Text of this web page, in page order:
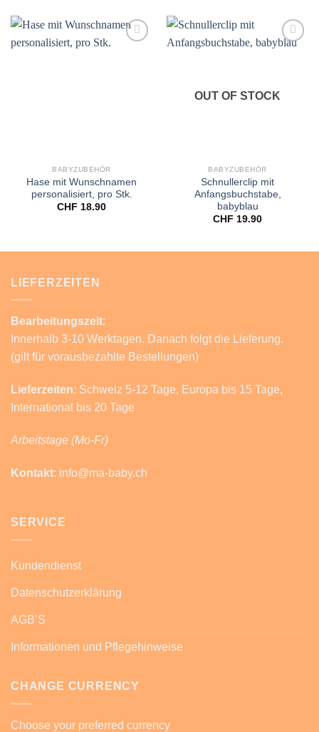
BABYZUBEHÖR
Hase mit Wunschnamen
personalisiert, pro Stk.
CHF 18.90
OUT OF STOCK
BABYZUBEHÖR
Schnullerclip mit
Anfangsbuchstabe,
babyblau
CHF 19.90
LIEFERZEITEN
Bearbeitungszeit:
Innerhalb 3-10 Werktagen. Danach folgt die Lieferung.
(gilt für vorausbezahlte Bestellungen)
Lieferzeiten: Schweiz 5-12 Tage, Europa bis 15 Tage,
International bis 20 Tage
Arbeitstage (Mo-Fr)
Kontakt: info@ma-baby.ch
SERVICE
Kundendienst
Datenschutzerklärung
AGB’S
Informationen und Pflegehinweise
CHANGE CURRENCY
Choose your preferred currency